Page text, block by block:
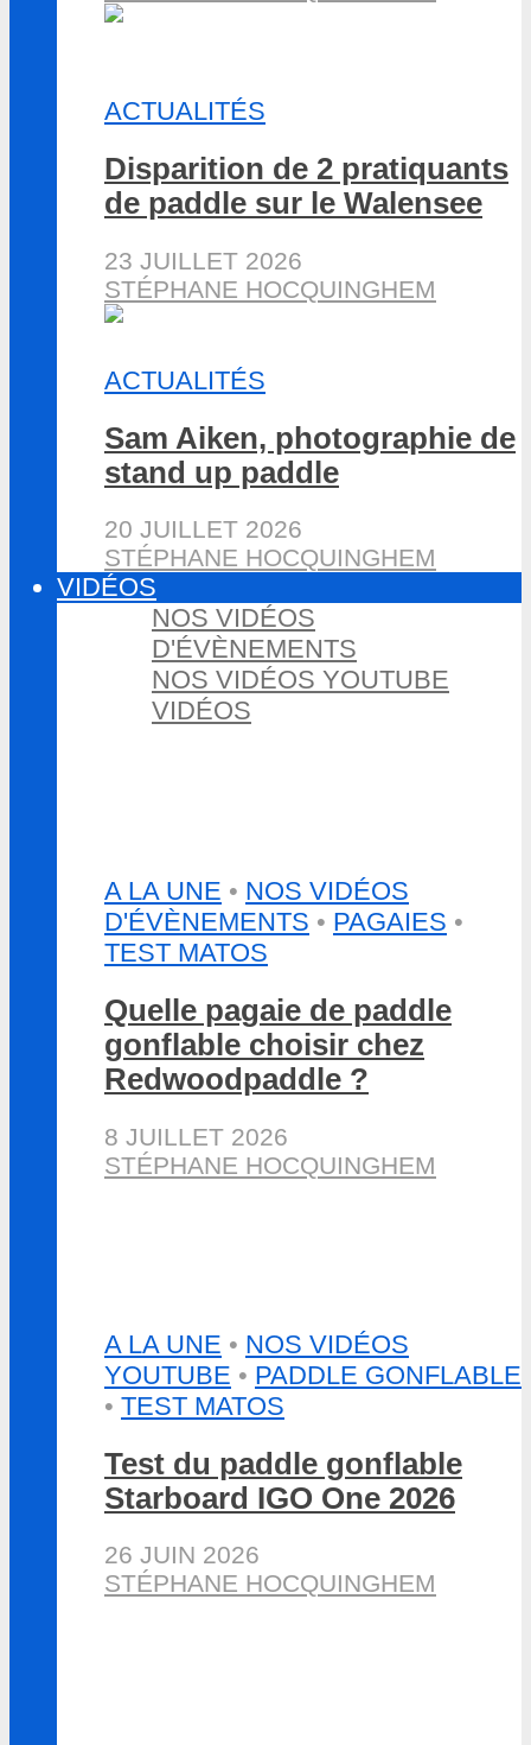
ACTUALITÉS
Disparition de 2 pratiquants
de paddle sur le Walensee
23 JUILLET 2026
STÉPHANE HOCQUINGHEM
ACTUALITÉS
Sam Aiken, photographie de
stand up paddle
20 JUILLET 2026
STÉPHANE HOCQUINGHEM
VIDÉOS
NOS VIDÉOS
D'ÉVÈNEMENTS
NOS VIDÉOS YOUTUBE
VIDÉOS
A LA UNE • NOS VIDÉOS
D'ÉVÈNEMENTS • PAGAIES •
TEST MATOS
Quelle pagaie de paddle
gonflable choisir chez
Redwoodpaddle ?
8 JUILLET 2026
STÉPHANE HOCQUINGHEM
A LA UNE • NOS VIDÉOS
YOUTUBE • PADDLE GONFLABLE
• TEST MATOS
Test du paddle gonflable
Starboard IGO One 2026
26 JUIN 2026
STÉPHANE HOCQUINGHEM